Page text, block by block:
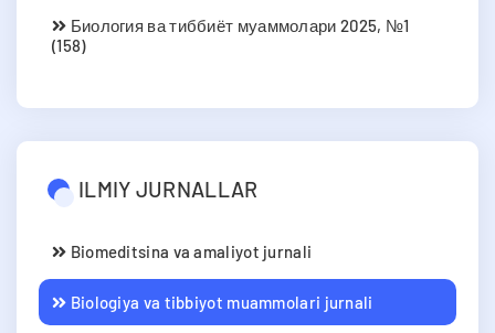
Биология ва тиббиёт муаммолари 2025, №1
(158)
ILMIY JURNALLAR
Biomeditsina va amaliyot jurnali
Biologiya va tibbiyot muammolari jurnali